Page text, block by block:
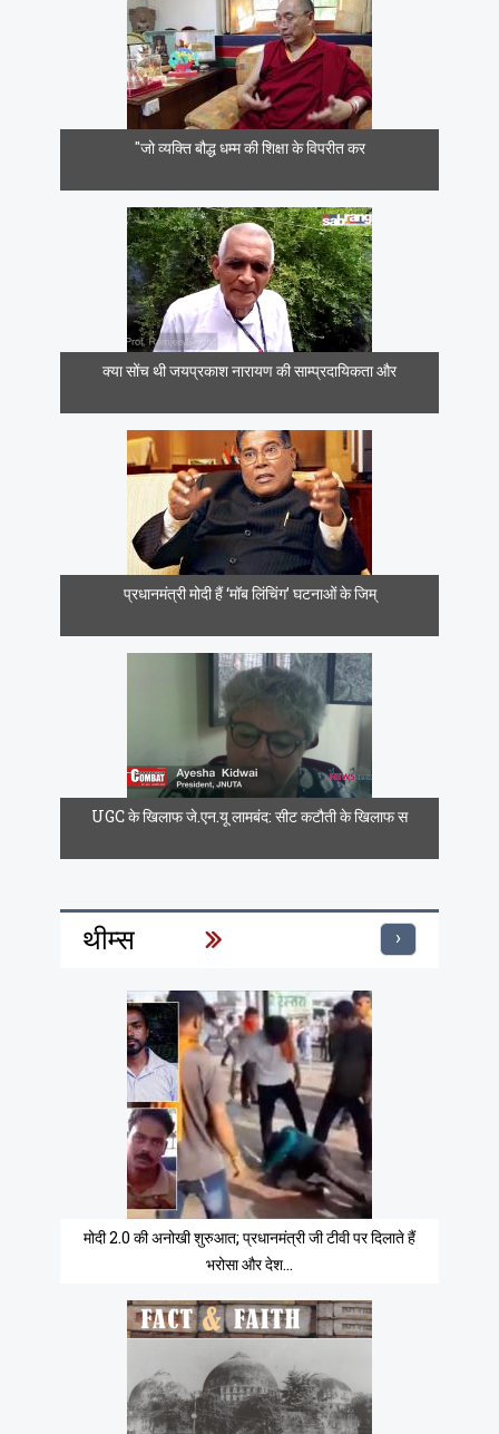
"जो व्यक्ति बौद्ध धम्म की शिक्षा के विपरीत कर
क्या सोंच थी जयप्रकाश नारायण की साम्प्रदायिकता और
प्रधानमंत्री मोदी हैं ‘मॉब लिंचिंग’ घटनाओं के जिम्
UGC के खिलाफ जे.एन.यू लामबंद: सीट कटौती के खिलाफ स
थीम्स
मोदी 2.0 की अनोखी शुरुआत; प्रधानमंत्री जी टीवी पर दिलाते हैं
भरोसा और देश...
›